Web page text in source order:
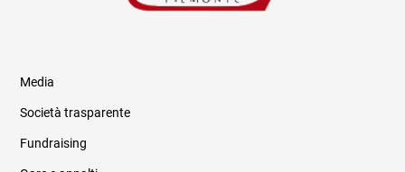
Informazioni legali e trasparenza
Media
Società trasparente
Fundraising